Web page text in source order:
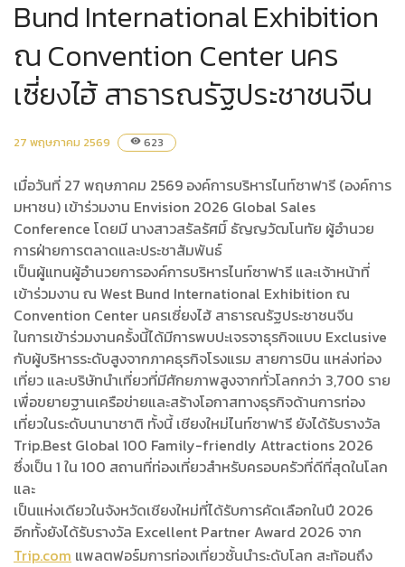
Bund International Exhibition
ณ Convention Center นคร
เซี่ยงไฮ้ สาธารณรัฐประชาชนจีน
27 พฤษภาคม 2569 visibility 623
เมื่อวันที่ 27 พฤษภาคม 2569 องค์การบริหารไนท์ซาฟารี (องค์การ
มหาชน) เข้าร่วมงาน Envision 2026 Global Sales
Conference โดยมี นางสาวสรัลรัศมิ์ ธัญญวัฒโนทัย ผู้อำนวย
การฝ่ายการตลาดและประชาสัมพันธ์
เป็นผู้แทนผู้อำนวยการองค์การบริหารไนท์ซาฟารี และเจ้าหน้าที่
เข้าร่วมงาน ณ West Bund International Exhibition ณ
Convention Center นครเซี่ยงไฮ้ สาธารณรัฐประชาชนจีน
ในการเข้าร่วมงานครั้งนี้ได้มีการพบปะเจรจาธุรกิจแบบ Exclusive
กับผู้บริหารระดับสูงจากภาคธุรกิจโรงแรม สายการบิน แหล่งท่อง
เที่ยว และบริษัทนำเที่ยวที่มีศักยภาพสูงจากทั่วโลกกว่า 3,700 ราย
เพื่อขยายฐานเครือข่ายและสร้างโอกาสทางธุรกิจด้านการท่อง
เที่ยวในระดับนานาชาติ ทั้งนี้ เชียงใหม่ไนท์ซาฟารี ยังได้รับรางวัล
Trip.Best Global 100 Family-friendly Attractions 2026
ซึ่งเป็น 1 ใน 100 สถานที่ท่องเที่ยวสำหรับครอบครัวที่ดีที่สุดในโลก
และ
เป็นแห่งเดียวในจังหวัดเชียงใหม่ที่ได้รับการคัดเลือกในปี 2026
อีกทั้งยังได้รับรางวัล Excellent Partner Award 2026 จาก
Trip.com แพลตฟอร์มการท่องเที่ยวชั้นนำระดับโลก สะท้อนถึง